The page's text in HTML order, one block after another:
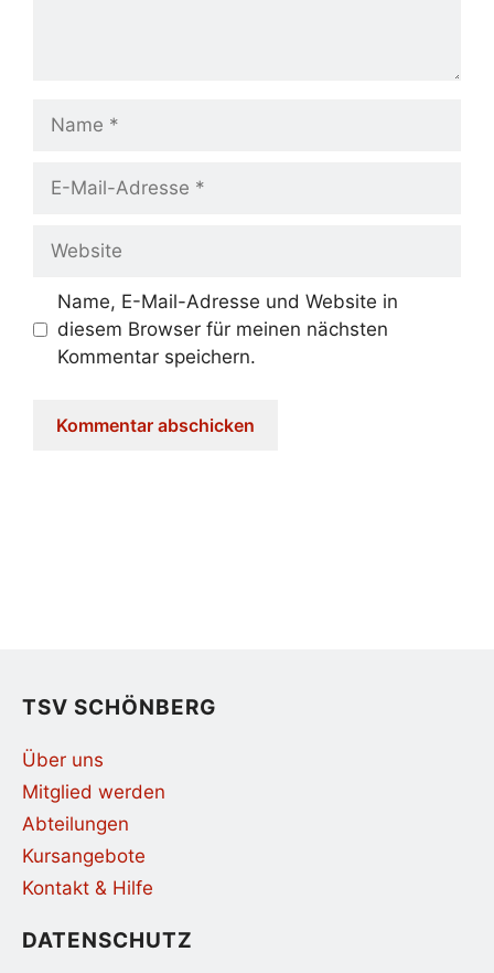
Name
Website
Name, E-Mail-Adresse und Website in
diesem Browser für meinen nächsten
Kommentar speichern.
TSV SCHÖNBERG
Über uns
Mitglied werden
Abteilungen
Kursangebote
Kontakt & Hilfe
DATENSCHUTZ